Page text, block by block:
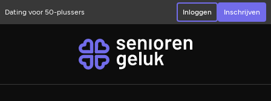
Dating voor 50-plussers Inloggen Inschrijven